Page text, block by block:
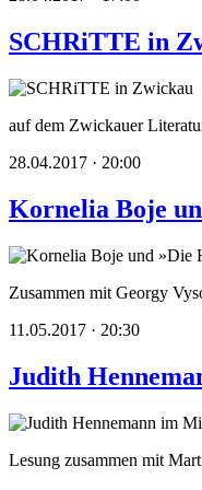
SCHRiTTE in
auf dem Zwickauer
28.04.2017 · 20:00
Kornelia Boje
Zusammen mit Georgy
11.05.2017 · 20:30
Judith
Lesung zusammen mit